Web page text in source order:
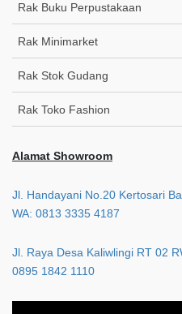
Rak Buku Perpustakaan
Rak Minimarket
Rak Stok Gudang
Rak Toko Fashion
Alamat Showroom
Jl. Handayani No.20 Kertosari
WA: 0813 3335 4187
Jl. Raya Desa Kaliwlingi RT 02
0895 1842 1110